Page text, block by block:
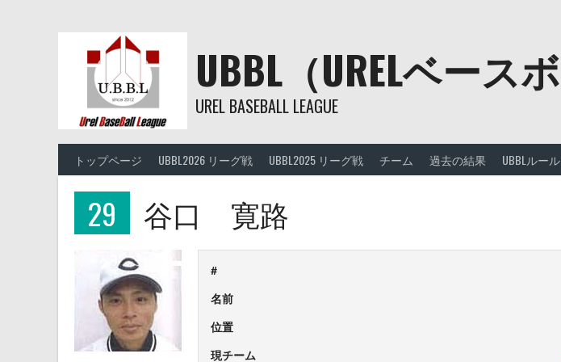
UBBL（URELベース
UREL BASEBALL LEAGUE
トップページ UBBL2026 リーグ戦 UBBL2025 リーグ戦 チーム 過去の結果 UBBLルール
29 谷口 寛路
#
名前
位置
現チーム